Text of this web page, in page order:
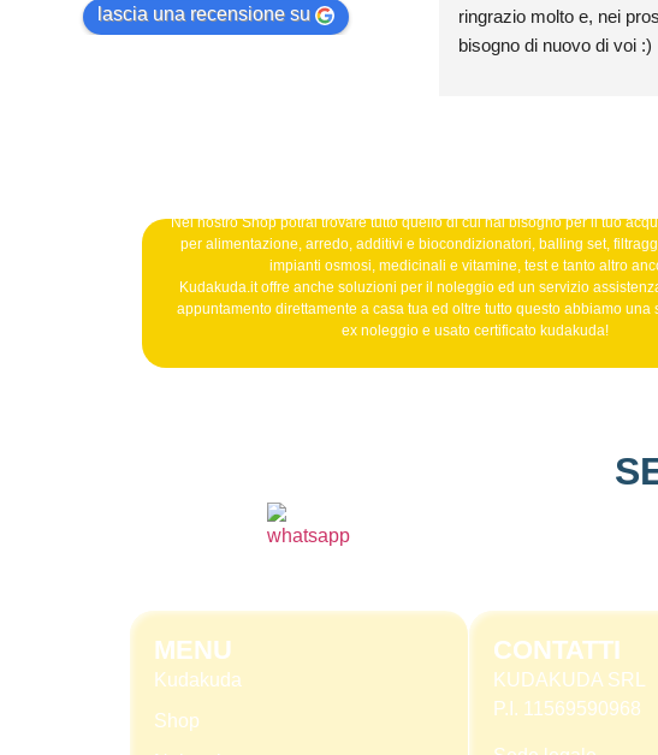
lascia una recensione su
ringrazio molto e, nei
bisogno di nuovo di voi :)
Nel nostro Shop potrai trovare tutto quello di cui hai bisogno per il tuo
per alimentazione, arredo, additivi e biocondizionatori, balling set,
impianti osmosi, medicinali e vitamine, test e tanto altro
Kudakuda.it offre anche soluzioni per il noleggio ed un servizio
appuntamento direttamente a casa tua ed oltre tutto questo abbiamo una
ex noleggio e usato certificato kudakuda!
MENU
Kudakuda
Shop
CONTATTI
KUDAKUDA SRL
P.I. 11569590968